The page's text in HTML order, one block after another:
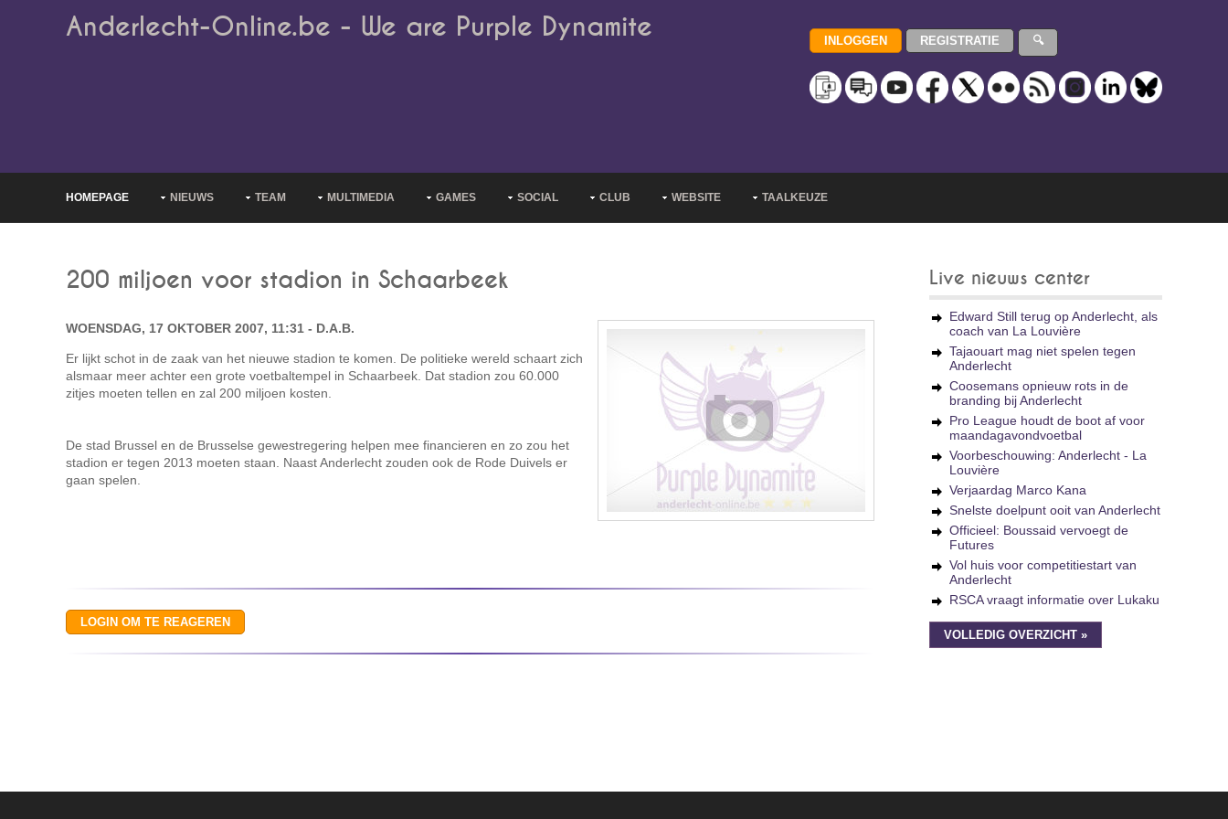
Anderlecht-Online.be - We are Purple Dynamite
HOMEPAGE NIEUWS TEAM MULTIMEDIA GAMES SOCIAL CLUB WEBSITE TAALKEUZE
200 miljoen voor stadion in Schaarbeek
WOENSDAG, 17 OKTOBER 2007, 11:31 - D.A.B.
Er lijkt schot in de zaak van het nieuwe stadion te komen. De politieke wereld schaart zich
alsmaar meer achter een grote voetbaltempel in Schaarbeek. Dat stadion zou 60.000
zitjes moeten tellen en zal 200 miljoen kosten.
De stad Brussel en de Brusselse gewestregering helpen mee financieren en zo zou het
stadion er tegen 2013 moeten staan. Naast Anderlecht zouden ook de Rode Duivels er
gaan spelen.
Live nieuws center
Edward Still terug op Anderlecht, als
coach van La Louvière
Tajaouart mag niet spelen tegen
Anderlecht
Coosemans opnieuw rots in de
branding bij Anderlecht
Pro League houdt de boot af voor
maandagavondvoetbal
Voorbeschouwing: Anderlecht - La
Louvière
Verjaardag Marco Kana
Snelste doelpunt ooit van Anderlecht
Officieel: Boussaid vervoegt de
Futures
Vol huis voor competitiestart van
Anderlecht
RSCA vraagt informatie over Lukaku
VOLLEDIG OVERZICHT »